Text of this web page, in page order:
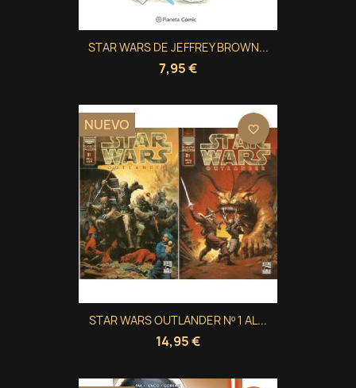
STAR WARS DE JEFFREY BROWN...
7,95 €
STAR WARS OUTLANDER Nº 1 AL...
14,95 €
NUEVO favorite_border